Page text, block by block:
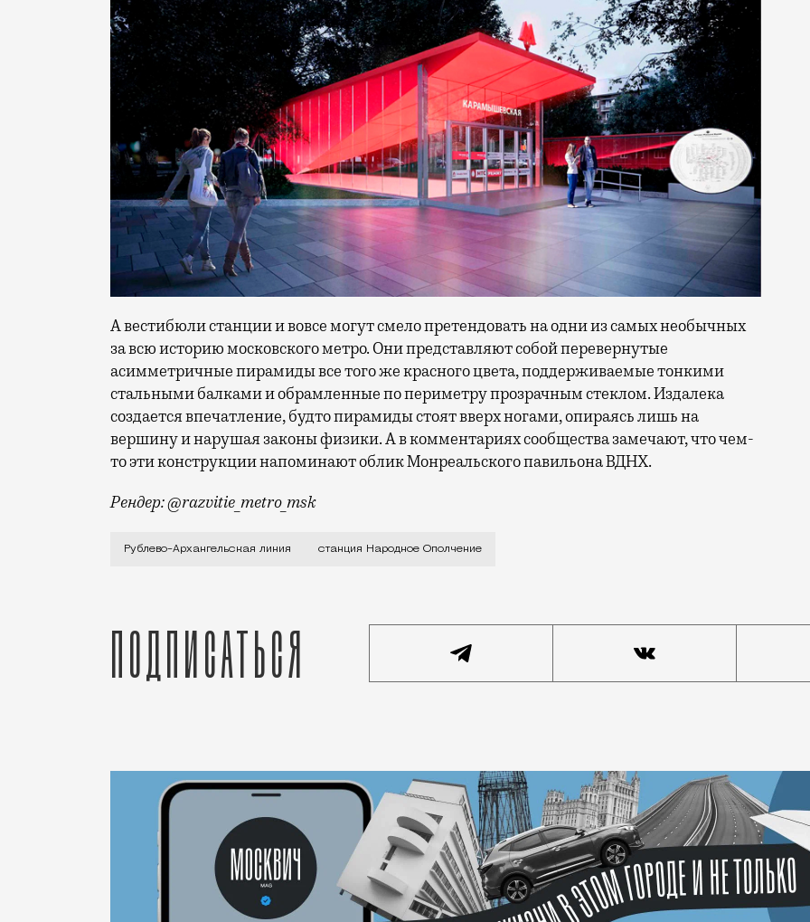
А вестибюли станции и вовсе могут смело претендовать на одни из самых необычных
за всю историю московского метро. Они представляют собой перевернутые
асимметричные пирамиды все того же красного цвета, поддерживаемые тонкими
стальными балками и обрамленные по периметру прозрачным стеклом. Издалека
создается впечатление, будто пирамиды стоят вверх ногами, опираясь лишь на
вершину и нарушая законы физики. А в комментариях сообщества замечают, что чем-
то эти конструкции напоминают облик Монреальского павильона ВДНХ.
Рендер: @razvitie_metro_msk
Станция Рублево-Архангельской линии станет пересадочной на «Народное Ополчение»
Рублево-Архангельская линия станция Народное Ополчение
Подписаться